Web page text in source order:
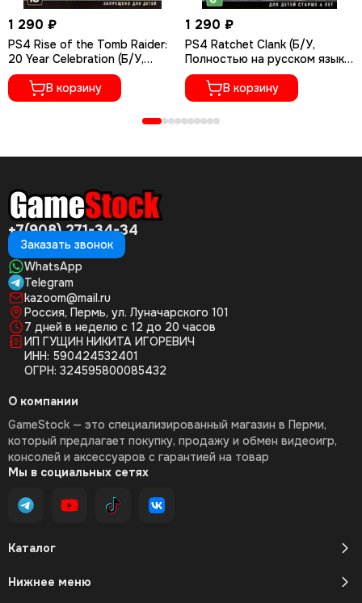
1 290 ₽
PS4 Rise of the Tomb Raider:
20 Year Celebration (Б/У,
Полностью на русском языке,
CUSA-05716)
В корзину
1 290 ₽
PS4 Ratchet Сlank (Б/У,
Полностью на русском языке,
CUSA-01073)
В корзину
+7(908) 271-34-34
Заказать звонок
WhatsApp
Telegram
kazoom@mail.ru
Россия, Пермь, ул. Луначарского 101
7 дней в неделю с 12 до 20 часов
ИП ГУЩИН НИКИТА ИГОРЕВИЧ
ИНН: 590424532401
ОГРН: 324595800085432
Каталог
Нижнее меню
О компании
GameStock — это специализированный магазин в Перми,
который предлагает покупку, продажу и обмен видеоигр,
консолей и аксессуаров с гарантией на товар
Мы в социальных сетях